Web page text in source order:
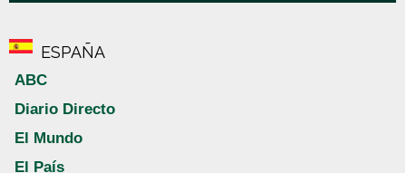
ESPAÑA
ABC
Diario Directo
El Mundo
El País